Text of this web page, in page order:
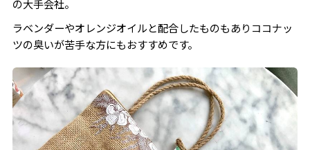
の大手会社。
ラベンダーやオレンジオイルと配合したものもありココナッ
ツの臭いが苦手な方にもおすすめです。